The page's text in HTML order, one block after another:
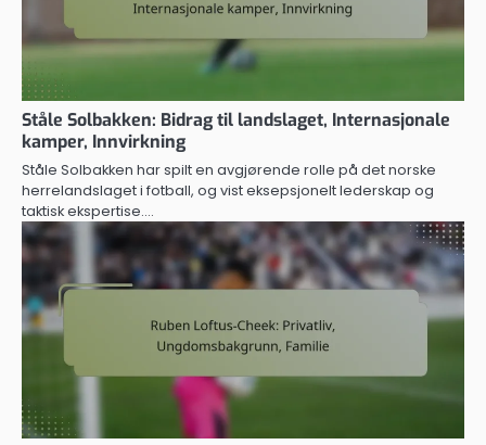
Ståle Solbakken: Bidrag til landslaget, Internasjonale
kamper, Innvirkning
Ståle Solbakken har spilt en avgjørende rolle på det norske
herrelandslaget i fotball, og vist eksepsjonelt lederskap og
taktisk ekspertise.…